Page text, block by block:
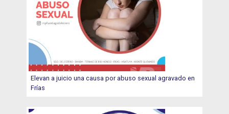
Elevan a juicio una causa por abuso sexual agravado en
Frías